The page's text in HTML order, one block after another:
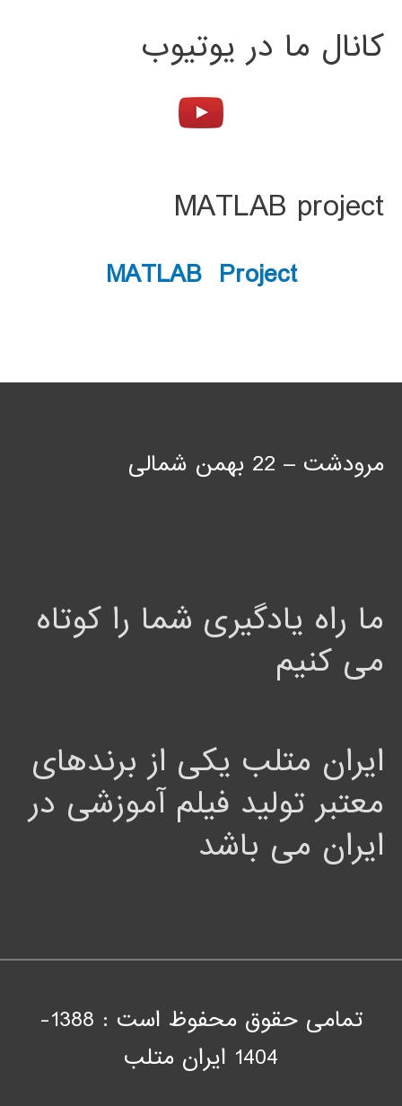
کانال ما در یوتیوب
MATLAB project
MATLAB Project
مرودشت – 22 بهمن شمالی
ما راه یادگیری شما را کوتاه
می کنیم
ایران متلب یکی از برندهای
معتبر تولید فیلم آموزشی در
ایران می باشد
تمامی حقوق محفوظ است : 1388-
1404 ايران متلب